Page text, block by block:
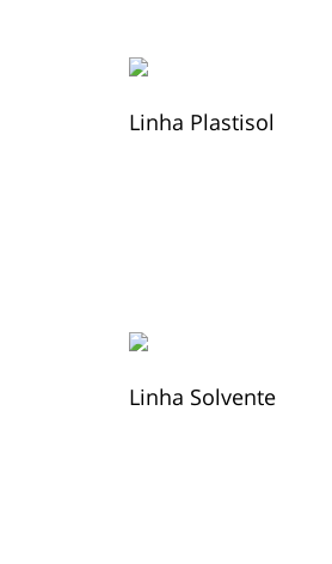
Linha Plastisol
Linha Solvente